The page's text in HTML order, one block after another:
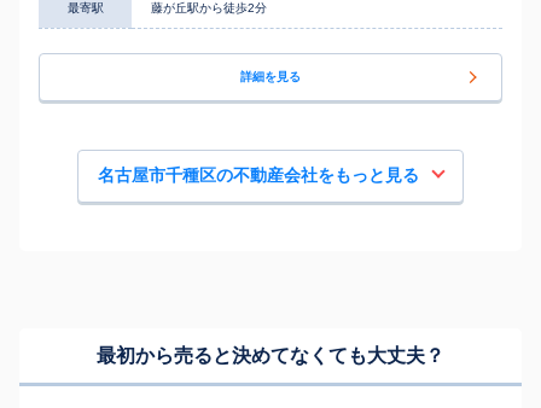
最寄駅 藤が丘駅から徒歩2分
詳細を見る
名古屋市千種区の不動産会社をもっと見る
最初から売ると決めてなくても大丈夫？